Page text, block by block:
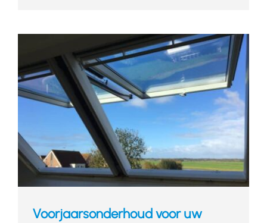
Voorjaarsonderhoud voor uw